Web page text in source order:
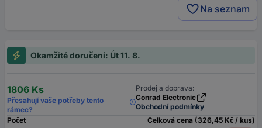
Na seznam
Okamžité doručení: Út 11. 8.
1806 Ks
Přesahují vaše potřeby tento
rámec?
Prodej a doprava:
Conrad Electronic
Obchodní podmínky
Počet
Celková cena (326,45 Kč / kus)